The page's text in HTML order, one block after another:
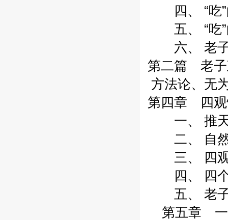
四、 “吃”
五、 “吃”
六、 老子
第二篇 老子
方法论、无
第四章 四观
一、 推天
二、 自然
三、 四观
四、 四个误
五、 老子
第五章 一